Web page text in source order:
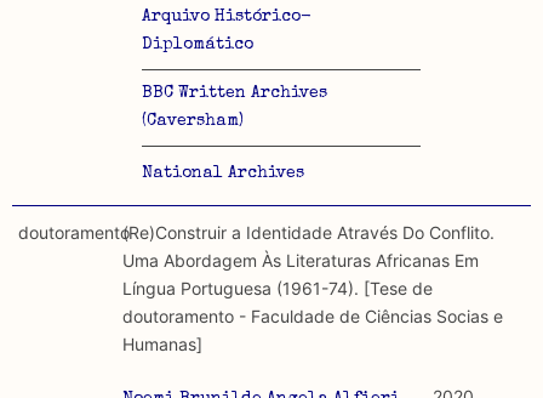
Arquivo Histórico-
Diplomático
BBC Written Archives
(Caversham)
National Archives
doutoramento(Re)Construir a Identidade Através Do Conflito.
Uma Abordagem Às Literaturas Africanas Em
Língua Portuguesa (1961-74). [Tese de
doutoramento - Faculdade de Ciências Socias e
Humanas]